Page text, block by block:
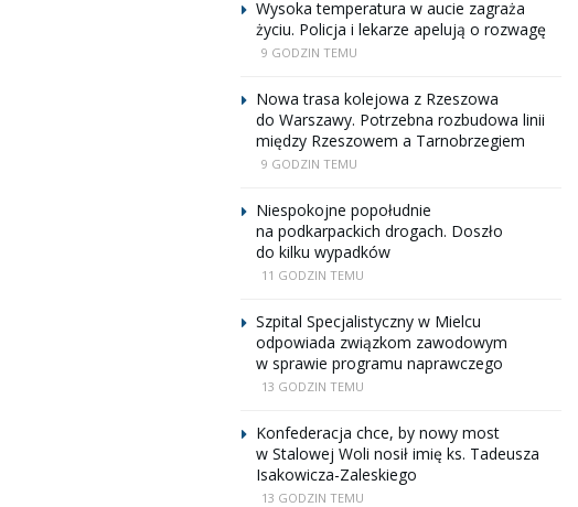
Wysoka temperatura w aucie zagraża
życiu. Policja i lekarze apelują o rozwagę
9 GODZIN TEMU
Nowa trasa kolejowa z Rzeszowa
do Warszawy. Potrzebna rozbudowa linii
między Rzeszowem a Tarnobrzegiem
9 GODZIN TEMU
Niespokojne popołudnie
na podkarpackich drogach. Doszło
do kilku wypadków
11 GODZIN TEMU
Szpital Specjalistyczny w Mielcu
odpowiada związkom zawodowym
w sprawie programu naprawczego
13 GODZIN TEMU
Konfederacja chce, by nowy most
w Stalowej Woli nosił imię ks. Tadeusza
Isakowicza-Zaleskiego
13 GODZIN TEMU